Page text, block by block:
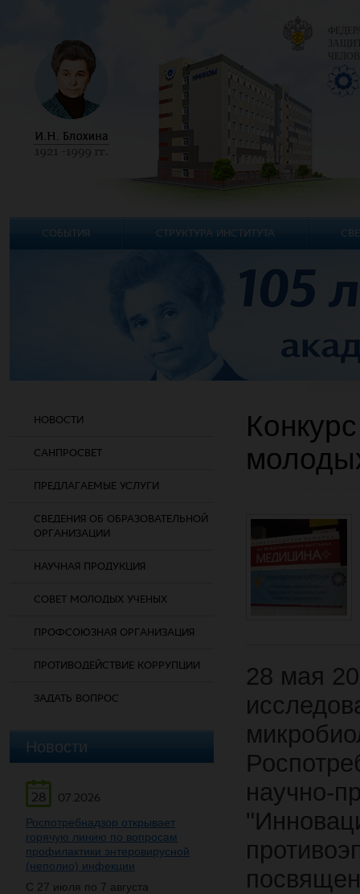
НОВОСТИ
САНПРОСВЕТ
ПРЕДЛАГАЕМЫЕ УСЛУГИ
СВЕДЕНИЯ ОБ ОБРАЗОВАТЕЛЬНОЙ
ОРГАНИЗАЦИИ
НАУЧНАЯ ПРОДУКЦИЯ
СОВЕТ МОЛОДЫХ УЧЕНЫХ
ПРОФСОЮЗНАЯ ОРГАНИЗАЦИЯ
ПРОТИВОДЕЙСТВИЕ КОРРУПЦИИ
ЗАДАТЬ ВОПРОС
Новости
28
07.2026
Роспотребнадзор открывает
горячую линию по вопросам
профилактики энтеровирусной
(неполио) инфекции
С 27 июля по 7 августа
28 мая
научно-
СОБЫТИЯ СТРУКТУРА ИНСТИТУТА